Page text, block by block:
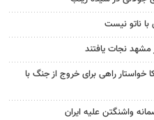
با ناتو نیست
راهی برای خروج از جنگ با
واشنگتن علیه ایران